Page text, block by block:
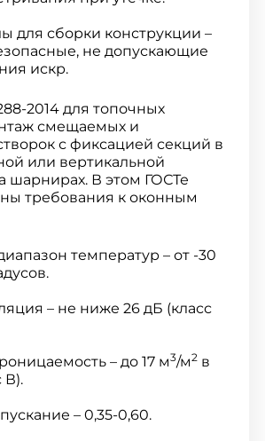
для сборки конструкции –
не допускающие
искр.
2014 для топочных
смещаемых и
с фиксацией секций в
или вертикальной
шарнирах. В этом ГОСТе
требования к оконным
температур – от -30
– не ниже 26 дБ (класс
– до 17 м3/м2в
В).
– 0,35-0,60.